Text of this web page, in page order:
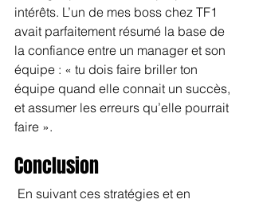
intérêts. L’un de mes boss chez TF1
avait parfaitement résumé la base de
la confiance entre un manager et son
équipe : « tu dois faire briller ton
équipe quand elle connait un succès,
et assumer les erreurs qu’elle pourrait
faire ».
Conclusion
En suivant ces stratégies et en